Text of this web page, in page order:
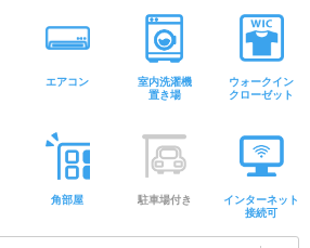
エアコン
室内洗濯機
置き場
ウォークイン
クローゼット
角部屋 駐車場付き
インターネット
接続可